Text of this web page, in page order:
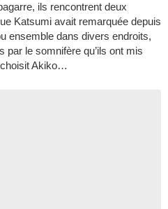
ils rencontrent deux
Katsumi avait remarquée depuis
ensemble dans divers endroits,
par le somnifère qu’ils ont mis
Akiko…